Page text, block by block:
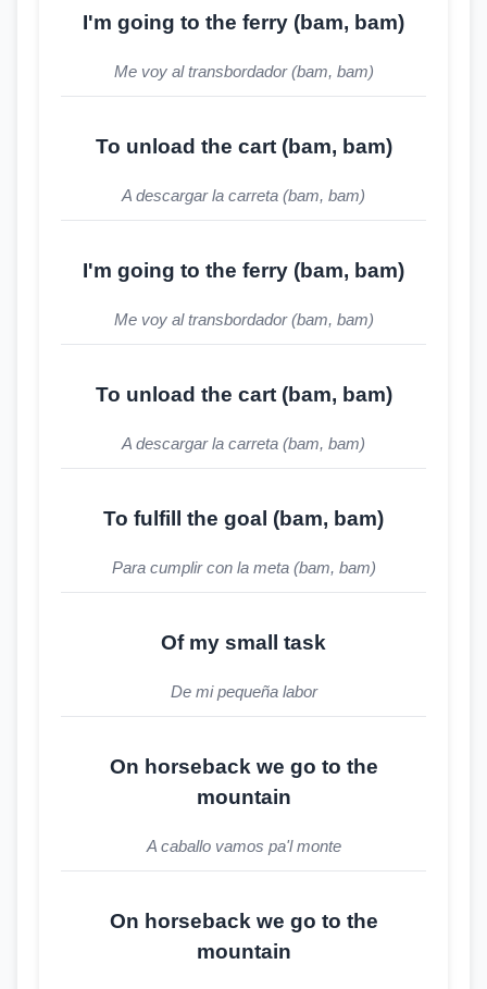
I'm going to the ferry (bam, bam)
Me voy al transbordador (bam, bam)
To unload the cart (bam, bam)
A descargar la carreta (bam, bam)
I'm going to the ferry (bam, bam)
Me voy al transbordador (bam, bam)
To unload the cart (bam, bam)
A descargar la carreta (bam, bam)
To fulfill the goal (bam, bam)
Para cumplir con la meta (bam, bam)
Of my small task
De mi pequeña labor
On horseback we go to the
mountain
A caballo vamos pa'l monte
On horseback we go to the
mountain